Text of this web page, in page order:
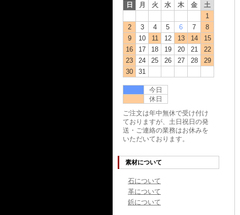
日
月 火 水 木 金
土
1
2
3 4 5 6 7
8
9
10 11 12 13 14
15
16
17 18 19 20 21
22
23
24 25 26 27 28
29
30
31
今日
休日
ご注文は年中無休で受け付け
ておりますが、土日祝日の発
送・ご連絡の業務はお休みを
いただいております。
素材について
石について
革について
鋲について